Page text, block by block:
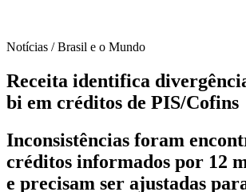
Notícias / Brasil e o Mundo
Receita identifica
bi em créditos de PIS/Cofins
Inconsistências foram
créditos informados por 12
e precisam ser ajustadas